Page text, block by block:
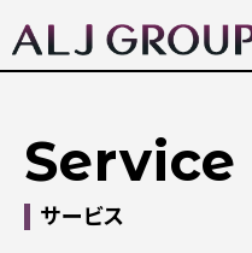
Service
サービス